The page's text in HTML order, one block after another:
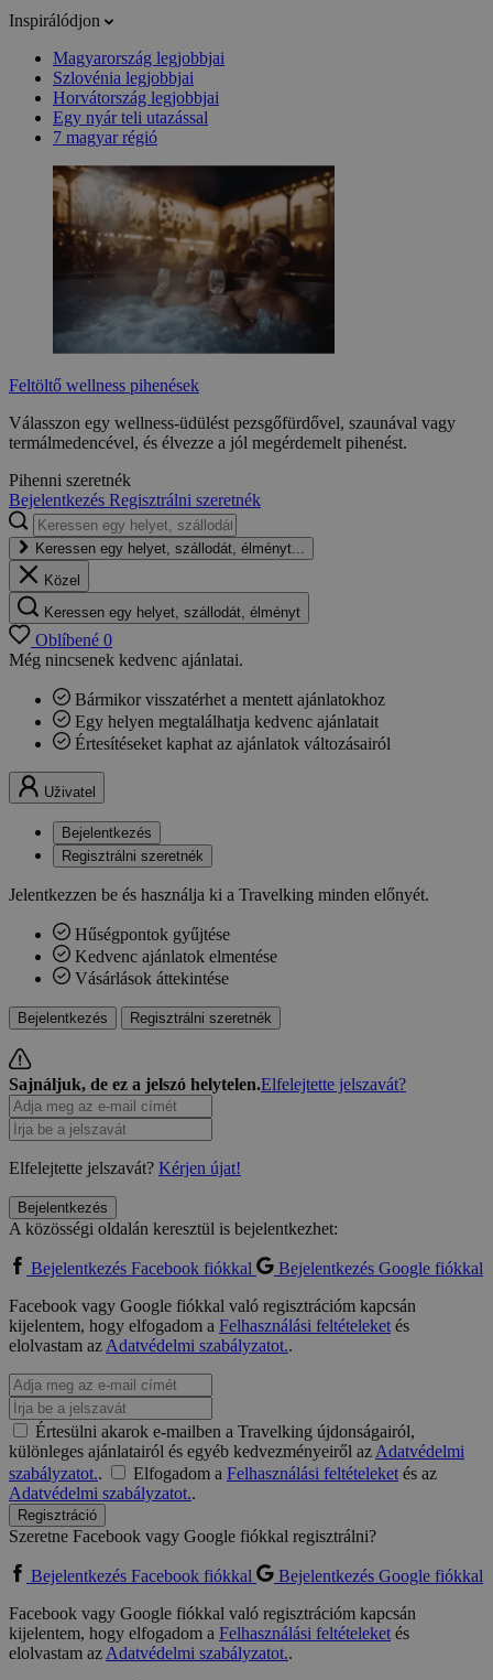
Inspirálódjon
Magyarország legjobbjai
Szlovénia legjobbjai
Horvátország legjobbjai
Egy nyár teli utazással
7 magyar régió
Feltöltő wellness pihenések
Válasszon egy wellness-üdülést pezsgőfürdővel, szaunával vagy
termálmedencével, és élvezze a jól megérdemelt pihenést.
Pihenni szeretnék
Bejelentkezés Regisztrálni szeretnék
Keressen egy helyet, szállodát, élményt...
Közel
Keressen egy helyet, szállodát, élményt
Oblíbené 0
Még nincsenek kedvenc ajánlatai.
Bármikor visszatérhet a mentett ajánlatokhoz
Egy helyen megtalálhatja kedvenc ajánlatait
Értesítéseket kaphat az ajánlatok változásairól
Uživatel
Bejelentkezés
Regisztrálni szeretnék
Jelentkezzen be és használja ki a Travelking minden előnyét.
Hűségpontok gyűjtése
Kedvenc ajánlatok elmentése
Vásárlások áttekintése
Bejelentkezés Regisztrálni szeretnék
Sajnáljuk, de ez a jelszó helytelen.Elfelejtette jelszavát?
Elfelejtette jelszavát? Kérjen újat!
Bejelentkezés
A közösségi oldalán keresztül is bejelentkezhet:
Bejelentkezés Facebook fiókkal
Bejelentkezés Google fiókkal
Facebook vagy Google fiókkal való regisztrációm kapcsán
kijelentem, hogy elfogadom a Felhasználási feltételeketés
elolvastam azAdatvédelmi szabályzatot..
Értesülni akarok e-mailben a Travelking újdonságairól,
különleges ajánlatairól és egyéb kedvezményeiről azAdatvédelmi
szabályzatot.. Elfogadom a Felhasználási feltételeketés az
Adatvédelmi szabályzatot..
Regisztráció
Szeretne Facebook vagy Google fiókkal regisztrálni?
Bejelentkezés Facebook fiókkal
Bejelentkezés Google fiókkal
Facebook vagy Google fiókkal való regisztrációm kapcsán
kijelentem, hogy elfogadom a Felhasználási feltételeketés
elolvastam azAdatvédelmi szabályzatot..